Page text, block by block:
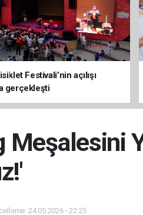
Festivali’nin açılışı
gerçekleşti
Meşalesini
24.05.2026 - 22:25